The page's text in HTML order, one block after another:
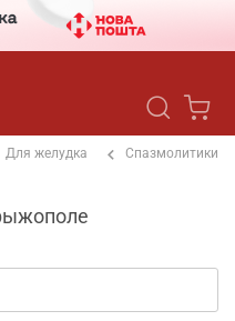
Для желудка Спазмолитики